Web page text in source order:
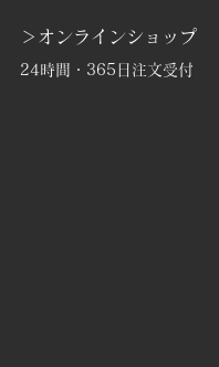
＞オンラインショップ
24時間・365日注文受付